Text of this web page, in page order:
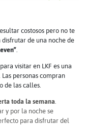
costosos pero no te
de una noche de
.
visitar en LKF es una
personas compran
de las calles.
toda la semana.
y por la noche se
para disfrutar del